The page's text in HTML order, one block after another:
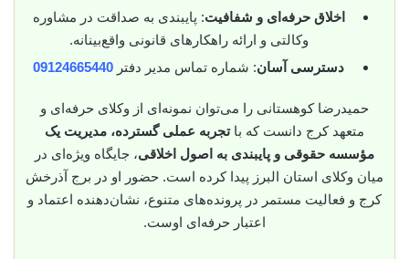
اخلاق حرفه‌ای و شفافیت: پایبندی به صداقت در مشاوره
وکالتی و ارائه راهکارهای قانونی واقع‌بینانه.
دسترسی آسان: شماره تماس مدیر دفتر 09124665440
حمیدرضا کوهستانی را می‌توان نمونه‌ای از وکلای حرفه‌ای و
متعهد کرج دانست که باتجربه عملی گسترده، مدیریت یک
مؤسسه حقوقی و پایبندی به اصول اخلاقی، جایگاه ویژه‌ای در
میان وکلای استان البرز پیدا کرده است. حضور او در برج آذرخش
کرج و فعالیت مستمر در پرونده‌های متنوع، نشان‌دهنده اعتماد و
اعتبار حرفه‌ای اوست.